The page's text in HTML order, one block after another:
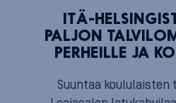
ITÄ-
PALJON
PERHEILLE JA
Suuntaa koululaisten